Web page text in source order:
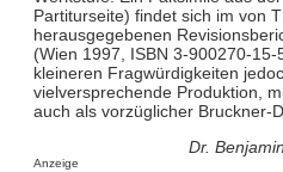
Partiturseite) findet sich im von
herausgegebenen
(Wien 1997, ISBN 3-900270-
kleineren Fragwürdigkeiten
vielversprechende Produktion,
auch als vorzüglicher Bruckner-
Dr.
Anzeige